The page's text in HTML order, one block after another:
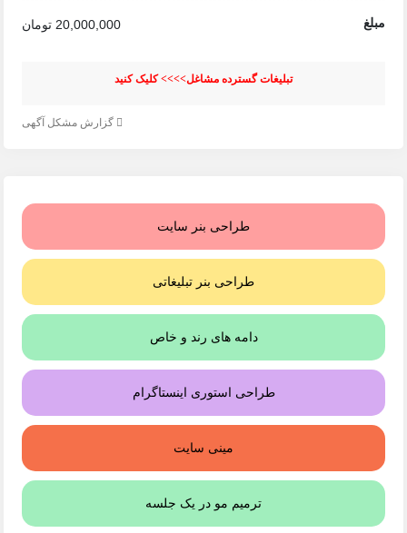
20,000,000 تومان
تبلیغات گسترده مشاغل>>>> کلیک کنید
گزارش مشکل آگهی
طراحی بنر سایت
طراحی بنر تبلیغاتی
دامه های رند و خاص
طراحی استوری اینستاگرام
مینی سایت
ترمیم مو در یک جلسه